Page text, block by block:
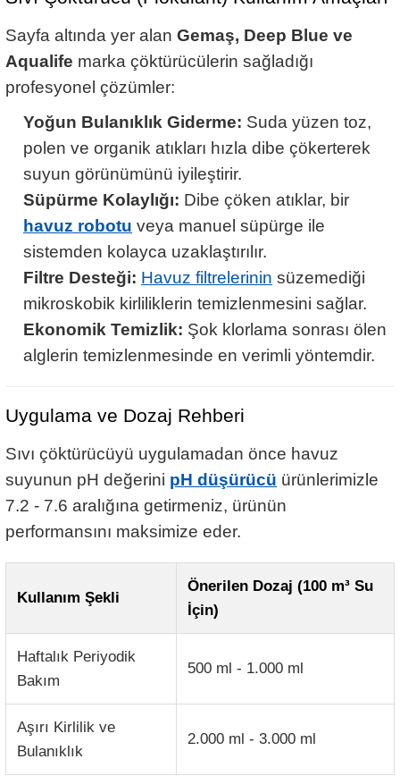
Sayfa altında yer alan Gemaş, Deep Blue ve
Aqualife marka çöktürücülerin sağladığı
profesyonel çözümler:
Yoğun Bulanıklık Giderme: Suda yüzen toz,
polen ve organik atıkları hızla dibe çökerterek
suyun görünümünü iyileştirir.
Süpürme Kolaylığı: Dibe çöken atıklar, bir
havuz robotu veya manuel süpürge ile
sistemden kolayca uzaklaştırılır.
Filtre Desteği: Havuz filtrelerinin süzemediği
mikroskobik kirliliklerin temizlenmesini sağlar.
Ekonomik Temizlik: Şok klorlama sonrası ölen
alglerin temizlenmesinde en verimli yöntemdir.
Uygulama ve Dozaj Rehberi
Sıvı çöktürücüyü uygulamadan önce havuz
suyunun pH değerini pH düşürücü ürünlerimizle
7.2 - 7.6 aralığına getirmeniz, ürünün
performansını maksimize eder.
Kullanım Şekli
Önerilen Dozaj (100 m³ Su
İçin)
Haftalık Periyodik
Bakım
500 ml - 1.000 ml
Aşırı Kirlilik ve
Bulanıklık
2.000 ml - 3.000 ml